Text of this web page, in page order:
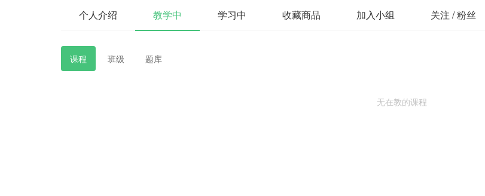
个人介绍 教学中 学习中 收藏商品 加入小组 关注 / 粉丝
课程 班级 题库
无在教的课程